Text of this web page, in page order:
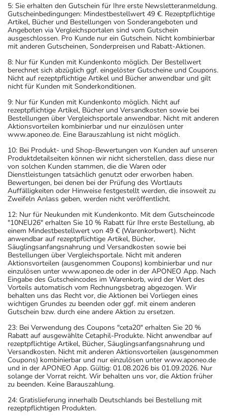
5: Sie erhalten den Gutschein für Ihre erste Newsletteranmeldung.
Gutscheinbedingungen: Mindestbestellwert 49 €. Rezeptpflichtige
Artikel, Bücher und Bestellungen von Sonderangeboten und
Angeboten via Vergleichsportalen sind vom Gutschein
ausgeschlossen. Pro Kunde nur ein Gutschein. Nicht kombinierbar
mit anderen Gutscheinen, Sonderpreisen und Rabatt-Aktionen.
8: Nur für Kunden mit Kundenkonto möglich. Der Bestellwert
berechnet sich abzüglich ggf. eingelöster Gutscheine und Coupons.
Nicht auf rezeptpflichtige Artikel und Bücher anwendbar und gilt
nicht für Kunden mit Sonderkonditionen.
9: Nur für Kunden mit Kundenkonto möglich. Nicht auf
rezeptpflichtige Artikel, Bücher und Versandkosten sowie bei
Bestellungen über Vergleichsportale anwendbar. Nicht mit anderen
Aktionsvorteilen kombinierbar und nur einzulösen unter
www.aponeo.de. Eine Barauszahlung ist nicht möglich.
10: Bei Produkt- und Shop-Bewertungen von Kunden auf unseren
Produktdetailseiten können wir nicht sicherstellen, dass diese nur
von solchen Kunden stammen, die die Waren oder
Dienstleistungen tatsächlich genutzt oder erworben haben.
Bewertungen, bei denen bei der Prüfung des Wortlauts
Auffälligkeiten oder Hinweise festgestellt werden, die insoweit zu
Zweifeln Anlass geben, werden nicht veröffentlicht.
12: Nur für Neukunden mit Kundenkonto. Mit dem Gutscheincode
"10NEU26" erhalten Sie 10 % Rabatt für Ihre erste Bestellung, ab
einem Mindestbestellwert von 49 € (Warenkorbwert). Nicht
anwendbar auf rezeptpflichtige Artikel, Bücher,
Säuglingsanfangsnahrung und Versandkosten sowie bei
Bestellungen über Vergleichsportale. Nicht mit anderen
Aktionsvorteilen (ausgenommen Coupons) kombinierbar und nur
einzulösen unter www.aponeo.de oder in der APONEO App. Nach
Eingabe des Gutscheincodes im Warenkorb, wird der Wert des
Vorteils automatisch vom Rechnungsbetrag abgezogen. Wir
behalten uns das Recht vor, die Aktionen bei Vorliegen eines
wichtigen Grundes zu beenden oder ggf. mit einem anderen
Gutschein bzw. durch eine andere Aktion zu ersetzen.
23: Bei Verwendung des Coupons "ceta20" erhalten Sie 20 %
Rabatt auf ausgewählte Cetaphil-Produkte. Nicht anwendbar auf
rezeptpflichtige Artikel, Bücher, Säuglingsanfangsnahrung und
Versandkosten. Nicht mit anderen Aktionsvorteilen (ausgenommen
Coupons) kombinierbar und nur einzulösen unter www.aponeo.de
und in der APONEO App. Gültig: 01.08.2026 bis 01.09.2026. Nur
solange der Vorrat reicht. Wir behalten uns vor, die Aktion früher
zu beenden. Keine Barauszahlung.
24: Gratislieferung innerhalb Deutschlands bei Bestellung mit
rezeptpflichtigen Produkten.